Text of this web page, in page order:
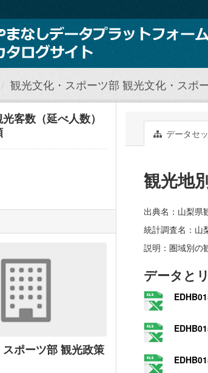
観光文化・スポーツ部 観光文化・スポ
客数（延べ人数）
ポーツ部 観光政策
データセ
観光地
出典名：山梨県
統計調査名：山
説明：圏域別の
データと